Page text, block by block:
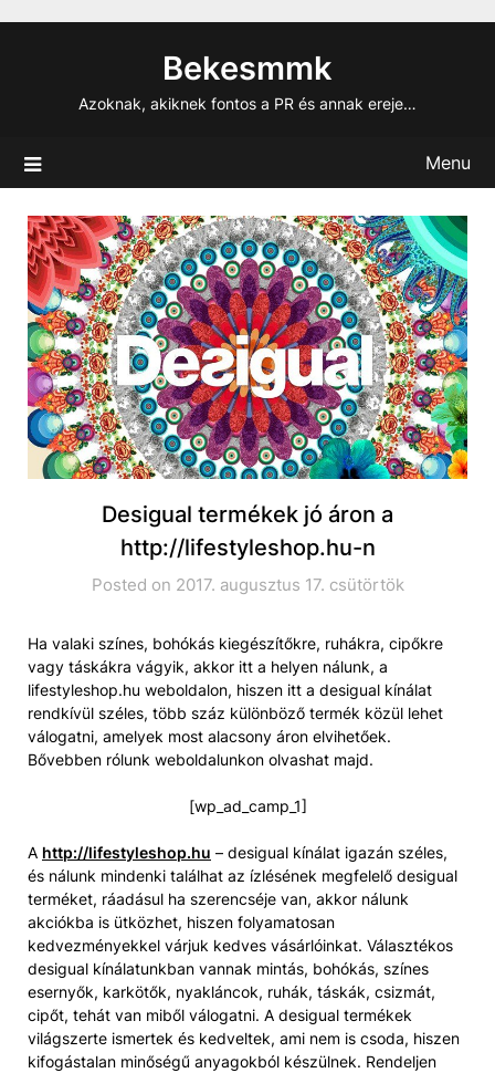
Bekesmmk
Azoknak, akiknek fontos a PR és annak ereje…
Menu
Desigual termékek jó áron a
http://lifestyleshop.hu-n
Posted on 2017. augusztus 17. csütörtök
Ha valaki színes, bohókás kiegészítőkre, ruhákra, cipőkre
vagy táskákra vágyik, akkor itt a helyen nálunk, a
lifestyleshop.hu weboldalon, hiszen itt a desigual kínálat
rendkívül széles, több száz különböző termék közül lehet
válogatni, amelyek most alacsony áron elvihetőek.
Bővebben rólunk weboldalunkon olvashat majd.
[wp_ad_camp_1]
A http://lifestyleshop.hu – desigual kínálat igazán széles,
és nálunk mindenki találhat az ízlésének megfelelő desigual
terméket, ráadásul ha szerencséje van, akkor nálunk
akciókba is ütközhet, hiszen folyamatosan
kedvezményekkel várjuk kedves vásárlóinkat. Választékos
desigual kínálatunkban vannak mintás, bohókás, színes
esernyők, karkötők, nyakláncok, ruhák, táskák, csizmát,
cipőt, tehát van miből válogatni. A desigual termékek
világszerte ismertek és kedveltek, ami nem is csoda, hiszen
kifogástalan minőségű anyagokból készülnek. Rendeljen